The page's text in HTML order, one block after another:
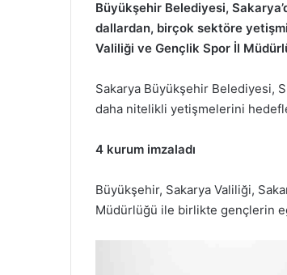
Büyükşehir Belediyesi,
dallardan, birçok sektöre
Valiliği ve Gençlik Spor İl
Sakarya Büyükşehir Belediyesi,
daha nitelikli yetişmelerini
4 kurum imzaladı
Büyükşehir, Sakarya Valiliği,
Müdürlüğü ile birlikte gençlerin